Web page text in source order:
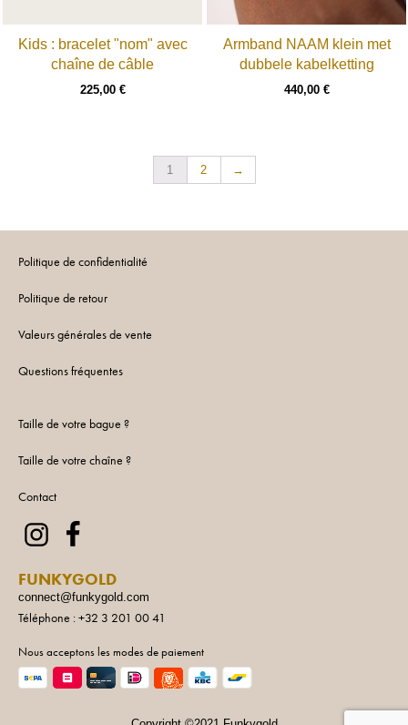
Kids : bracelet "nom" avec
chaîne de câble
225,00 €
Armband NAAM klein met
dubbele kabelketting
440,00 €
1 2 →
Politique de confidentialité
Politique de retour
Valeurs générales de vente
Questions fréquentes
Taille de votre bague ?
Taille de votre chaîne ?
Contact
FUNKYGOLD
connect@funkygold.com
Téléphone : +32 3 201 00 41
Nous acceptons les modes de paiement